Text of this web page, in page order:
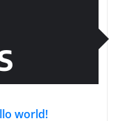
world!